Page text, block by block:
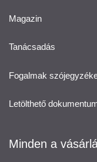
Magazin
Tanácsadás
Fogalmak
Letölthető
Minden a